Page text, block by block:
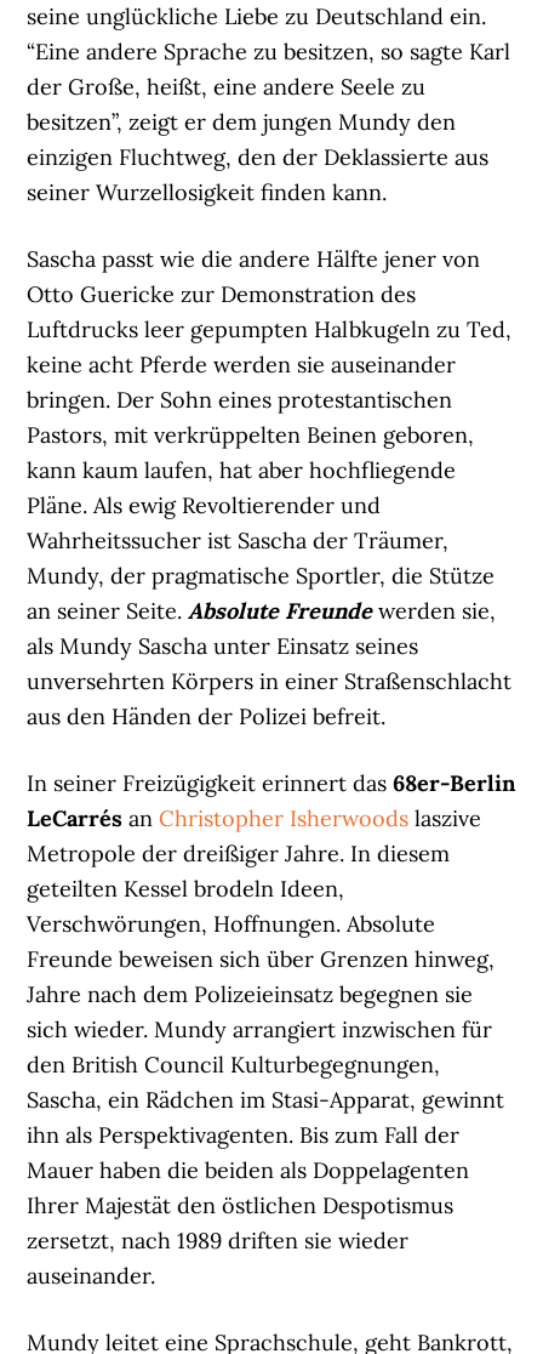
seine unglückliche Liebe zu Deutschland ein.
“Eine andere Sprache zu besitzen, so sagte Karl
der Große, heißt, eine andere Seele zu
besitzen”, zeigt er dem jungen Mundy den
einzigen Fluchtweg, den der Deklassierte aus
seiner Wurzellosigkeit finden kann.
Sascha passt wie die andere Hälfte jener von
Otto Guericke zur Demonstration des
Luftdrucks leer gepumpten Halbkugeln zu Ted,
keine acht Pferde werden sie auseinander
bringen. Der Sohn eines protestantischen
Pastors, mit verkrüppelten Beinen geboren,
kann kaum laufen, hat aber hochfliegende
Pläne. Als ewig Revoltierender und
Wahrheitssucher ist Sascha der Träumer,
Mundy, der pragmatische Sportler, die Stütze
an seiner Seite.Absolute Freundewerden sie,
als Mundy Sascha unter Einsatz seines
unversehrten Körpers in einer Straßenschlacht
aus den Händen der Polizei befreit.
In seiner Freizügigkeit erinnert das68er-Berlin
LeCarrésanChristopher Isherwoods laszive
Metropole der dreißiger Jahre. In diesem
geteilten Kessel brodeln Ideen,
Verschwörungen, Hoffnungen. Absolute
Freunde beweisen sich über Grenzen hinweg,
Jahre nach dem Polizeieinsatz begegnen sie
sich wieder. Mundy arrangiert inzwischen für
den British Council Kulturbegegnungen,
Sascha, ein Rädchen im Stasi-Apparat, gewinnt
ihn als Perspektivagenten. Bis zum Fall der
Mauer haben die beiden als Doppelagenten
Ihrer Majestät den östlichen Despotismus
zersetzt, nach 1989 driften sie wieder
auseinander.
Mundy leitet eine Sprachschule, geht Bankrott,